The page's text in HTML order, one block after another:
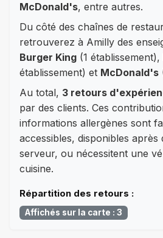
McDonald's, entre autres.
Du côté des chaînes de
retrouverez à Amilly des
Burger King (1 établissement),
établissement) et McDonald's
Au total, 3 retours
par des clients. Ces
informations allergènes sont
accessibles, disponibles après
serveur, ou nécessitent une
cuisine.
Répartition des retours :
Affichés sur la carte : 3